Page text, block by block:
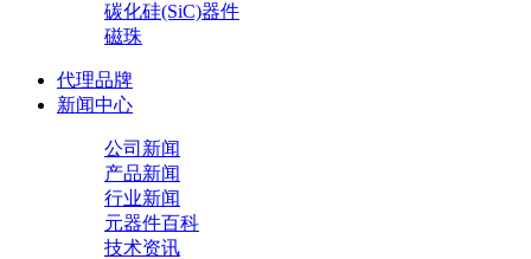
碳化硅(SiC)器件
磁珠
代理品牌
新闻中心
公司新闻
产品新闻
行业新闻
元器件百科
技术资讯